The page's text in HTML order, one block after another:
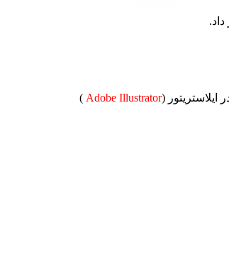
ایلاستریتور (Adobe Illustrator
)